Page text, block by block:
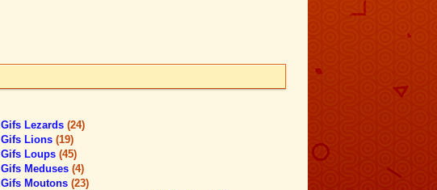
Gifs Lezards (24)
Gifs Lions (19)
Gifs Loups (45)
Gifs Meduses (4)
Gifs Moutons (23)